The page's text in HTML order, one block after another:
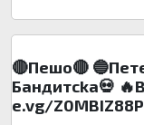
🔴Пeшo🔴
Бaндитckа💀
e.vg/Z0MBIZ88P